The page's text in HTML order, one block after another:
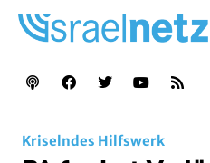
Kriselndes Hilfswerk